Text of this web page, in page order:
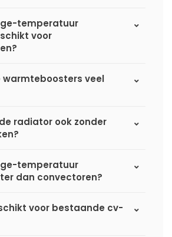
temperatuur
voor
warmteboosters veel
radiator ook zonder
temperatuur
dan convectoren?
voor bestaande cv-